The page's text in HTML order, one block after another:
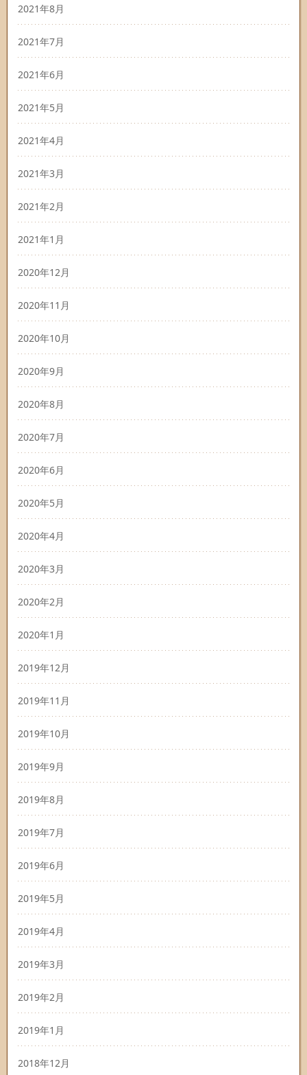
2021年8月
2021年7月
2021年6月
2021年5月
2021年4月
2021年3月
2021年2月
2021年1月
2020年12月
2020年11月
2020年10月
2020年9月
2020年8月
2020年7月
2020年6月
2020年5月
2020年4月
2020年3月
2020年2月
2020年1月
2019年12月
2019年11月
2019年10月
2019年9月
2019年8月
2019年7月
2019年6月
2019年5月
2019年4月
2019年3月
2019年2月
2019年1月
2018年12月